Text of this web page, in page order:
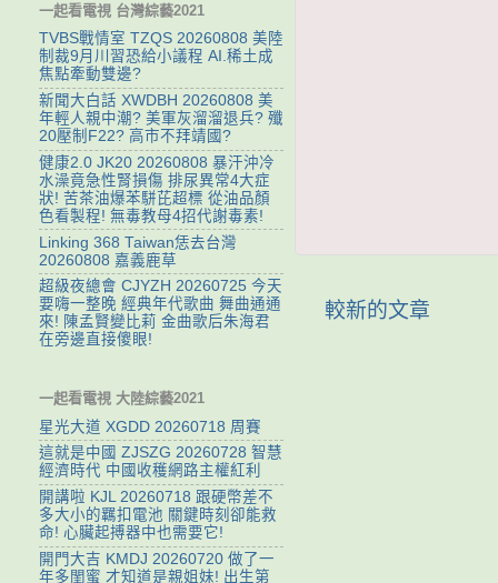
較新的文章
一起看電視 台灣綜藝2021
TVBS戰情室 TZQS 20260808 美陸
制裁9月川習恐給小議程 AI.稀土成
焦點牽動雙邊?
新聞大白話 XWDBH 20260808 美
年輕人親中潮? 美軍灰溜溜退兵? 殲
20壓制F22? 高市不拜靖國?
健康2.0 JK20 20260808 暴汗沖冷
水澡竟急性腎損傷 排尿異常4大症
狀! 苦茶油爆苯駢芘超標 從油品顏
色看製程! 無毒教母4招代謝毒素!
Linking 368 Taiwan恁去台灣
20260808 嘉義鹿草
超級夜總會 CJYZH 20260725 今天
要嗨一整晚 經典年代歌曲 舞曲通通
來! 陳孟賢變比莉 金曲歌后朱海君
在旁邊直接傻眼!
一起看電視 大陸綜藝2021
星光大道 XGDD 20260718 周賽
這就是中國 ZJSZG 20260728 智慧
經濟時代 中國收穫網路主權紅利
開講啦 KJL 20260718 跟硬幣差不
多大小的羈扣電池 關鍵時刻卻能救
命! 心臟起搏器中也需要它!
開門大吉 KMDJ 20260720 做了一
年多閨蜜 才知道是親姐妹! 出生第